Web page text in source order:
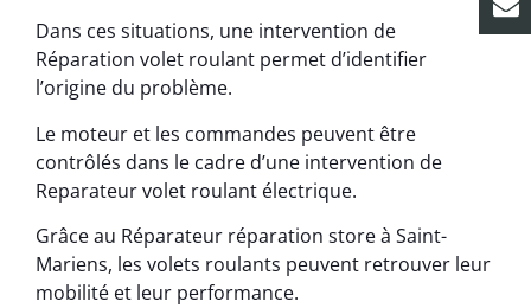
Dans ces situations, une intervention de
Réparation volet roulant permet d’identifier
l’origine du problème.
Le moteur et les commandes peuvent être
contrôlés dans le cadre d’une intervention de
Reparateur volet roulant électrique.
Grâce au Réparateur réparation store à Saint-
Mariens, les volets roulants peuvent retrouver leur
mobilité et leur performance.